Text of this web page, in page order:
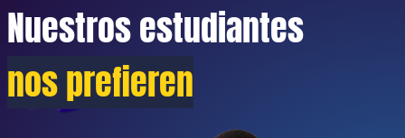
Nuestros estudiantes
nos prefieren